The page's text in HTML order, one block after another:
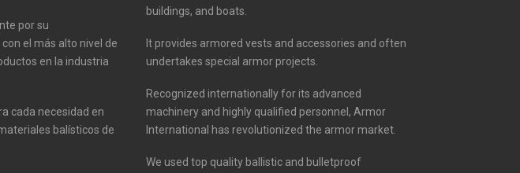
por su
el más alto nivel de
en la industria
cada necesidad en
balísticos de
buildings, and boats.
It provides armored vests and accessories and often
undertakes special armor projects.
Recognized internationally for its advanced
machinery and highly qualified personnel, Armor
International has revolutionized the armor market.
We used top quality ballistic and bulletproof